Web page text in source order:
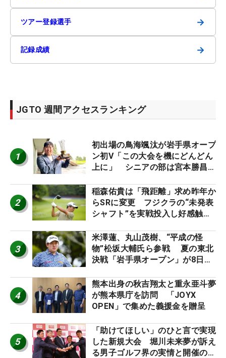
ツアー登録選手 →
記録成績 →
JGTO 週間アクセスランキング
1
初出場の鳥海颯汰が岩手県オープ
ン初V「この大会を機にどんどん
上に」 シニアの部は宮本勝昌が
2
稲森佑貴は「飛距離」求め昨年か
らSRに変更 フジクラの“未発表
シャフト”を実戦投入し好感触
ーのヒトネタ！】
3
米澤蓮、丸山茂樹、“平成の怪
物”松坂大輔氏ら参戦 夏の東北
決戦「岩手県オープン」が8日開
4
熊本出身の秋吉翔太と重永亜斗夢
が熊本県庁を訪問 「JOYX
OPEN」で集めた義援金を贈呈
5
「助けてほしい」のひと言で実現
した新規大会 堀川未来夢が訴え
る男子ゴルフ界の実情と開催の舞